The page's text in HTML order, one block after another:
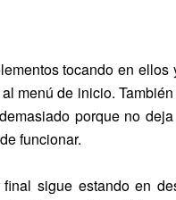
tocando en
menú de inicio.
porque no
funcionar.
sigue estando en